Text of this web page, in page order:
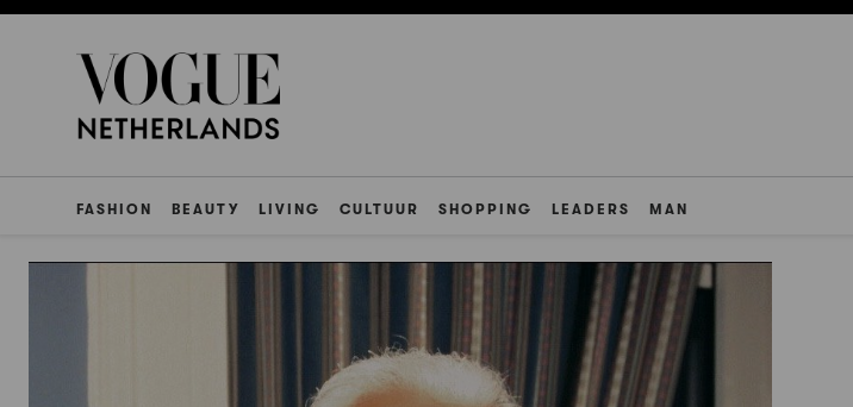
FASHION BEAUTY LIVING CULTUUR SHOPPING LEADERS MAN